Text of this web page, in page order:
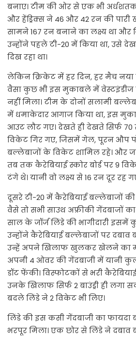
बनाए। टीम की ओर से एक भी
और हेंड्रिक्स ने 46 और 42 रन की
सामने 167 रन बनाने का लक्ष्य था और
उन्होंने पहले टी-20 में किया था, उसे
दिख रहा था।
लेकिन क्रिकेट में हर दिन, हर मैच नया
वैसा कुछ भी इस मुकाबले में
नहीं मिला। टीम के दोनों सलामी
में धमाकेदार आगाज किया था, इस
आउट लौट गए। देखते ही देखते सिर्फ
विकेट गिर गए, जिसमें गेल, पूरन औप
बल्लेबाजों के विकेट शामिल रहे। और
तब तक कैरेबियाई स्कोर बोर्ड पर 9
टंगे थे। यानी वो लक्ष्य से 16 रन दूर रह
दूसरे टी-20 में कैरेबियाई बल्लेबाजों
वैसे तो सभी साउथ अफ्रीकी गेंदबाजों
साल के जॉर्ज लिंडे की भागीदारी इसमें
उन्होंने कैरेबियाई बल्लेबाजों पर दबाव
उन्हें अपने खिलाफ खुलकर खेलने का
अपनी 4 ओवर की गेंदबाजी में यानी
डॉट फेंकी। विस्फोटकों से भरी
उनके खिलाफ सिर्फ 2 बाउंड्री ही लगा
बदले लिंडे ने 2 विकेट भी लिए।
लिंडे की इस कसी गेंदबाजी का फायदा
भरपूर मिला। एक छोर से लिंडे ने दबाव